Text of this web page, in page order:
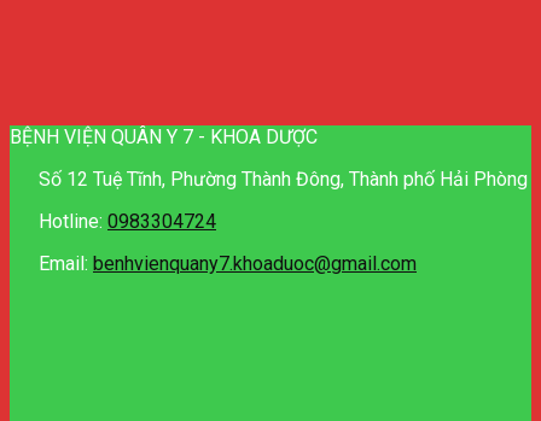
BỆNH VIỆN QUÂN Y 7 - KHOA DƯỢC
Số 12 Tuệ Tĩnh, Phường Thành Đông, Thành phố Hải Phòng
Hotline: 0983304724
Email: benhvienquany7.khoaduoc@gmail.com